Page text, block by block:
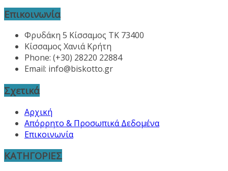
Επικοινωνία
Φρυδάκη 5 Κίσσαμος ΤΚ 73400
Κίσσαμος Χανιά Κρήτη
Phone: (+30) 28220 22884
Email: info@biskotto.gr
Σχετικά
Αρχική
Απόρρητο & Προσωπικά Δεδομένα
Επικοινωνία
ΚΑΤΗΓΟΡΙΕΣ